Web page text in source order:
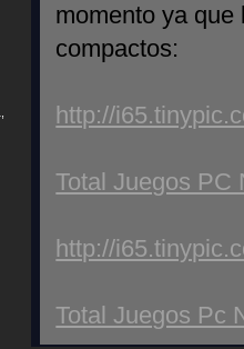
momento ya
compactos:
http://
Total Juegos PC
http://
Total Juegos Pc